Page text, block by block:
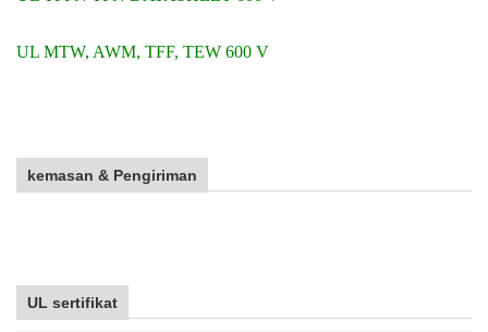
UL MTW, AWM, TFF, TEW 600 V
kemasan & Pengiriman
UL sertifikat